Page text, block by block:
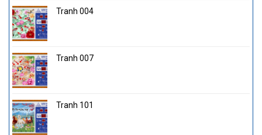
Tranh 004
Tranh 007
Tranh 101